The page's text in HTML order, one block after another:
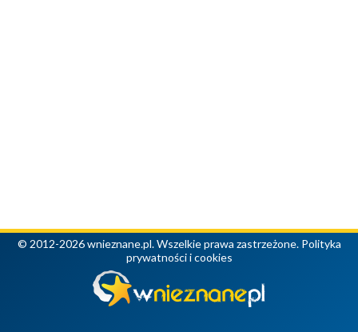
© 2012-2026 wnieznane.pl. Wszelkie prawa zastrzeżone. Polityka
prywatności i cookies